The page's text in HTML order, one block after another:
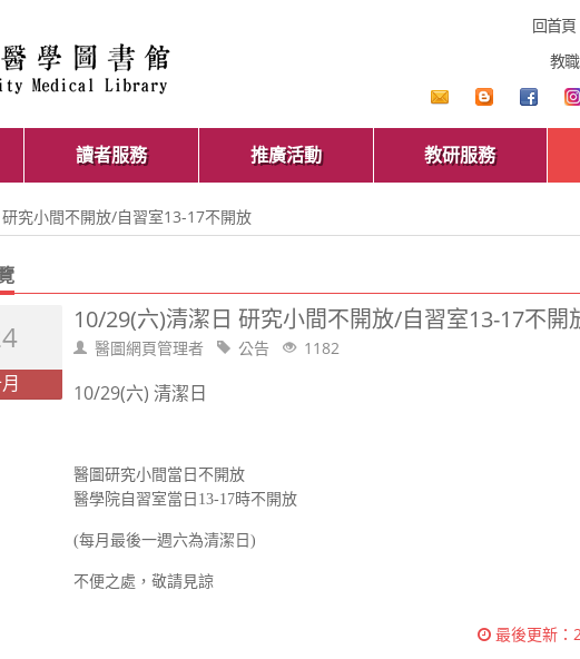
回首頁
教
讀者服務 推廣活動 教研服務
究小間不開放/自習室13-17不開放
10/29(六)清潔日 研究小間不開放/自習室13-17不開
醫圖網頁管理者 公告 1182
10/29(六) 清潔日
醫圖研究小間當日不開放
醫學院自習室當日13-17時不開放
(每月最後一週六為清潔日)
不便之處，敬請見諒
最後更新：